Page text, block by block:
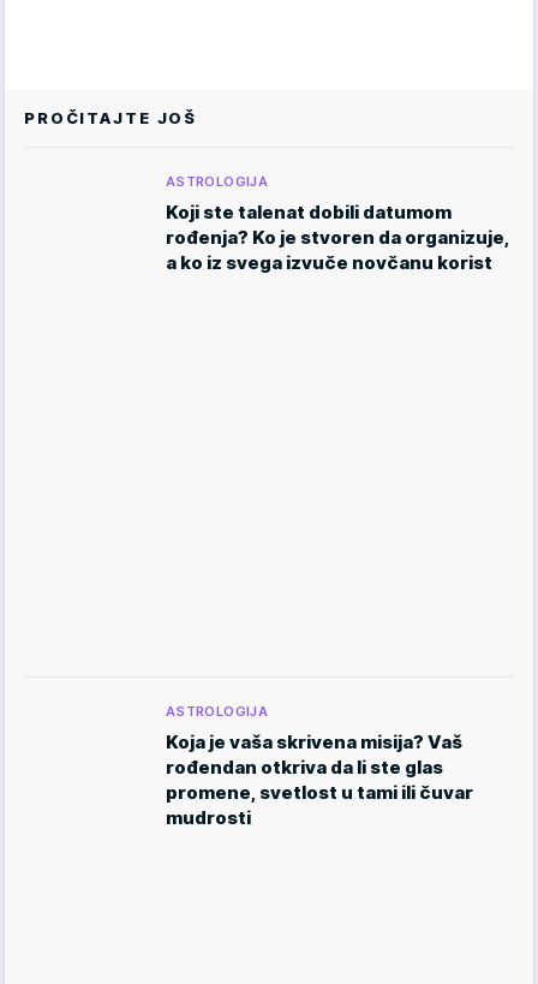
PROČITAJTE JOŠ
ASTROLOGIJA
Koji ste talenat dobili datumom
rođenja? Ko je stvoren da organizuje,
a ko iz svega izvuče novčanu korist
ASTROLOGIJA
Koja je vaša skrivena misija? Vaš
rođendan otkriva da li ste glas
promene, svetlost u tami ili čuvar
mudrosti